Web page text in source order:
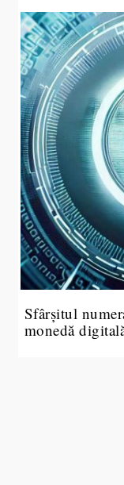
Sfârșitul
monedă